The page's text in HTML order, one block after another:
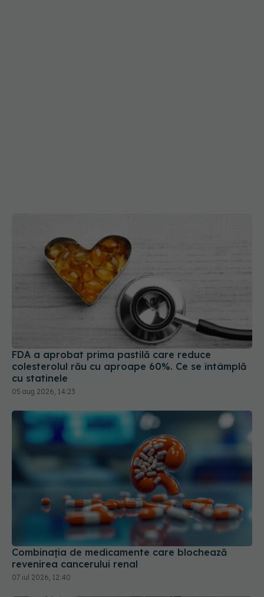
FDA a aprobat prima pastilă care reduce
colesterolul rău cu aproape 60%. Ce se întâmplă
05 aug 2026, 14:23
Combinația de medicamente care blochează
revenirea cancerului renal
07 iul 2026, 12:40